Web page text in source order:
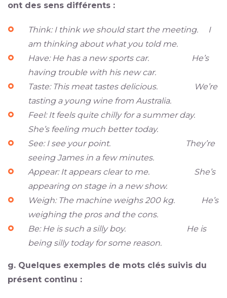
ont des sens différents :
Think: I think we should start the meeting. I
am thinking about what you told me.
Have: He has a new sports car. He’s
having trouble with his new car.
Taste: This meat tastes delicious. We’re
tasting a young wine from Australia.
Feel: It feels quite chilly for a summer day.
She’s feeling much better today.
See: I see your point. They’re
seeing James in a few minutes.
Appear: It appears clear to me. She’s
appearing on stage in a new show.
Weigh: The machine weighs 200 kg. He’s
weighing the pros and the cons.
Be: He is such a silly boy. He is
being silly today for some reason.
g. Quelques exemples de mots clés suivis du
présent continu :